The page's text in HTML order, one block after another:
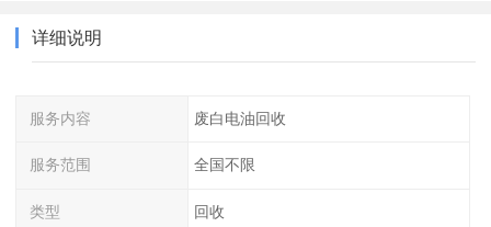
详细说明
服务内容 废白电油回收
服务范围 全国不限
类型 回收